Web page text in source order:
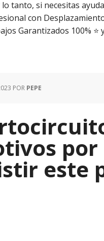
lo tanto, si necesitas
con
Garantizados 100% ⭐️
POR PEPE
este